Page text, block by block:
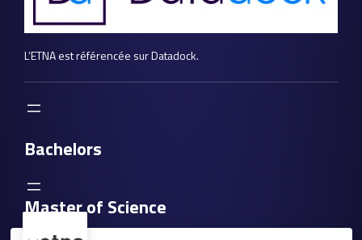
L’ETNA est référencée sur Datadock.
Bachelors
Master of Science